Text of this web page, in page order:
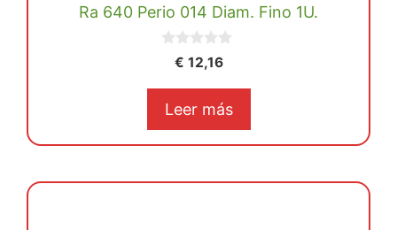
Ra 640 Perio 014 Diam. Fino 1U.
€ 12,16
Leer más